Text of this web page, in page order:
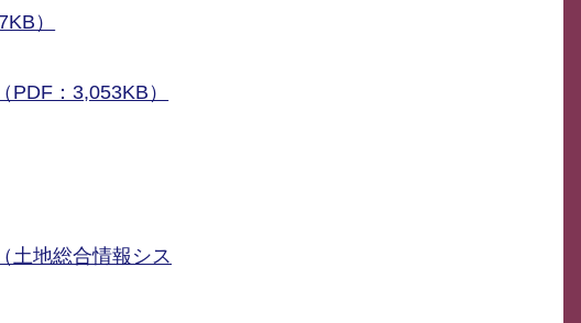
）
：3,053KB）
土地総合情報シス